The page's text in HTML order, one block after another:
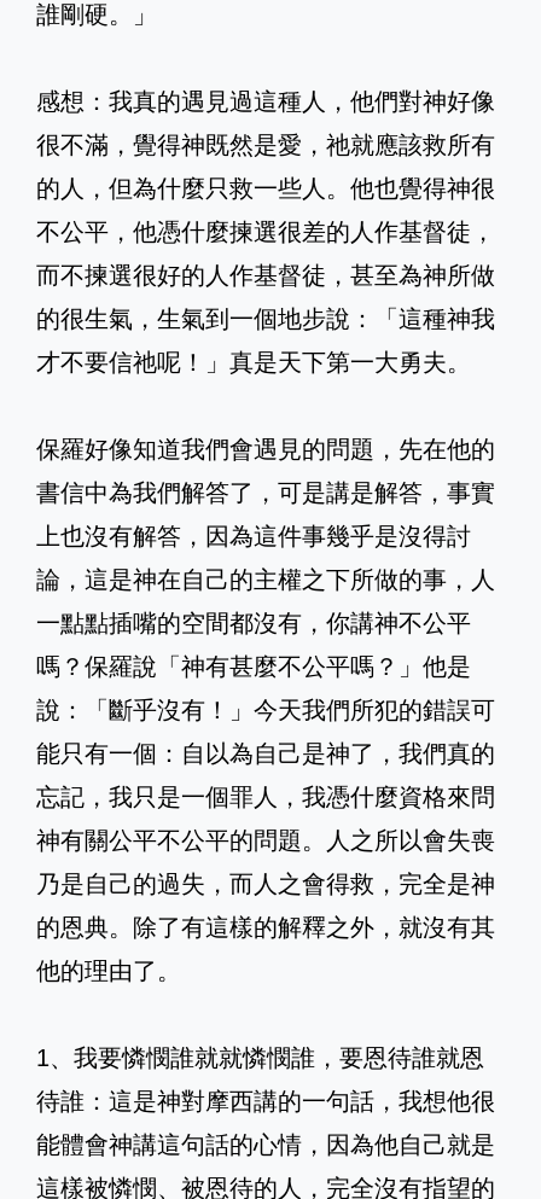
誰剛硬。」
感想：我真的遇見過這種人，他們對神好像
很不滿，覺得神既然是愛，祂就應該救所有
的人，但為什麼只救一些人。他也覺得神很
不公平，他憑什麼揀選很差的人作基督徒，
而不揀選很好的人作基督徒，甚至為神所做
的很生氣，生氣到一個地步說：「這種神我
才不要信祂呢！」真是天下第一大勇夫。
保羅好像知道我們會遇見的問題，先在他的
書信中為我們解答了，可是講是解答，事實
上也沒有解答，因為這件事幾乎是沒得討
論，這是神在自己的主權之下所做的事，人
一點點插嘴的空間都沒有，你講神不公平
嗎？保羅說「神有甚麼不公平嗎？」他是
說：「斷乎沒有！」今天我們所犯的錯誤可
能只有一個：自以為自己是神了，我們真的
忘記，我只是一個罪人，我憑什麼資格來問
神有關公平不公平的問題。人之所以會失喪
乃是自己的過失，而人之會得救，完全是神
的恩典。除了有這樣的解釋之外，就沒有其
他的理由了。
1、我要憐憫誰就就憐憫誰，要恩待誰就恩
待誰：這是神對摩西講的一句話，我想他很
能體會神講這句話的心情，因為他自己就是
這樣被憐憫、被恩待的人，完全沒有指望的